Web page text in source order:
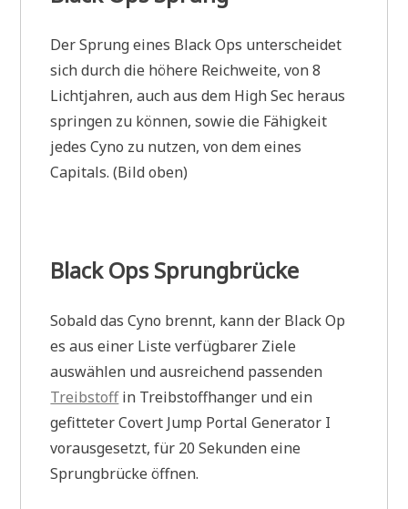
Der Sprung eines Black Ops unterscheidet
sich durch die höhere Reichweite, von 8
Lichtjahren, auch aus dem High Sec heraus
springen zu können, sowie die Fähigkeit
jedes Cyno zu nutzen, von dem eines
Capitals. (Bild oben)
Black Ops Sprungbrücke
Sobald das Cyno brennt, kann der Black Op
es aus einer Liste verfügbarer Ziele
auswählen und ausreichend passenden
Treibstoffin Treibstoffhanger und ein
gefitteter Covert Jump Portal Generator I
vorausgesetzt, für 20 Sekunden eine
Sprungbrücke öffnen.